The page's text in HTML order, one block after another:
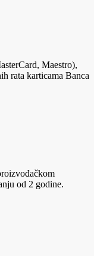
Maestro),
rata karticama Banca
od 2 godine.